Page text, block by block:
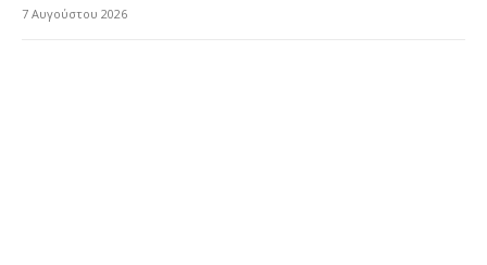
7 Αυγούστου 2026